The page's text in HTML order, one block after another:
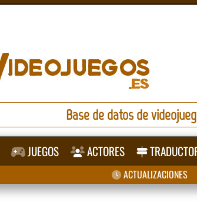
Base de datos de
JUEGOS ACTORES
ACTUALIZACIONES